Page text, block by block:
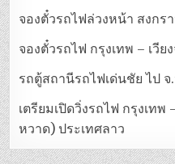
จองตั๋วรถไฟล่วงหน้า สงกร
จองตั๋วรถไฟ กรุงเทพ – เวีย
รถตู้สถานีรถไฟเด่นชัย ไป
เตรียมเปิดวิ่งรถไฟ กรุงเท
หวาด) ประเทศลาว